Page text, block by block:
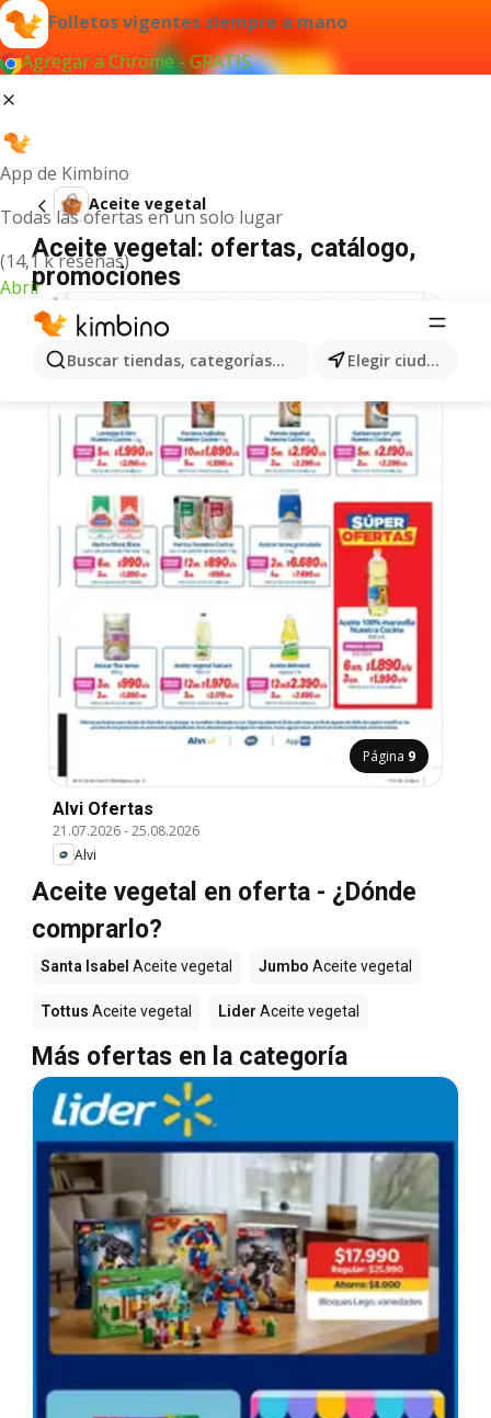
Folletos vigentes siempre a mano
Agregar a Chrome - GRATIS
App de Kimbino
Todas las ofertas en un solo lugar
(14,1 k reseñas)
Abrir
Buscar tiendas, categorías, productos... Elegir ciudad
Aceite vegetal
Aceite vegetal: ofertas, catálogo,
promociones
Página 9
Alvi Ofertas
21.07.2026-25.08.2026
Alvi
Aceite vegetal en oferta - ¿Dónde
comprarlo?
Santa Isabel Aceite vegetal Jumbo Aceite vegetal
Tottus Aceite vegetal Lider Aceite vegetal
Más ofertas en la categoría